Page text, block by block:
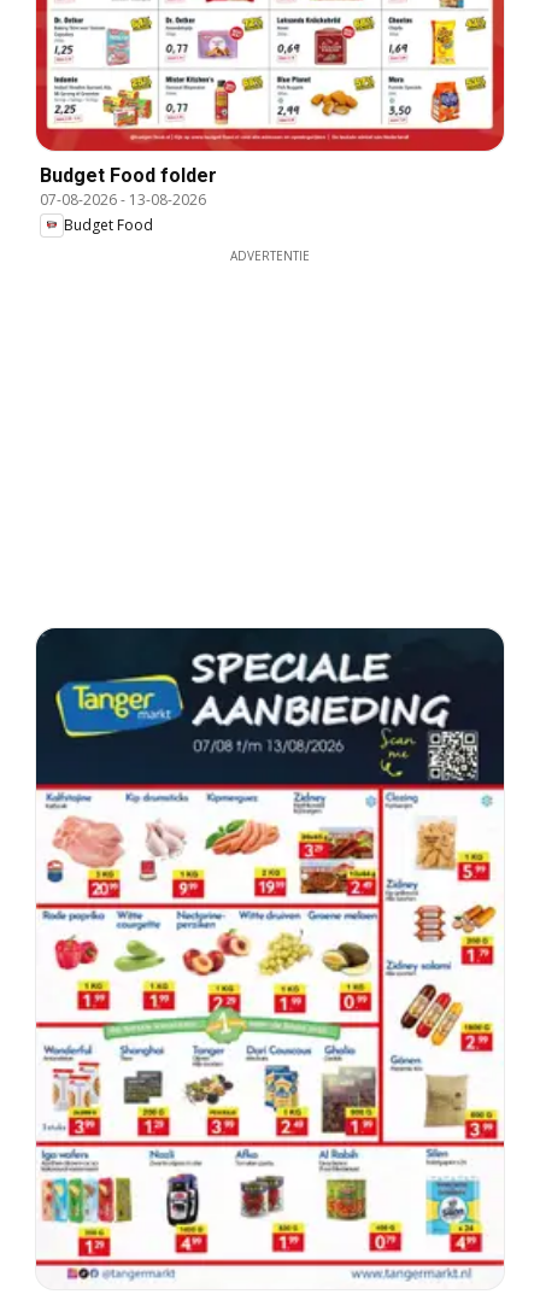
Budget Food folder
07-08-2026- 13-08-2026
Budget Food
ADVERTENTIE